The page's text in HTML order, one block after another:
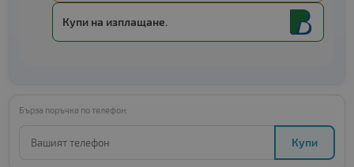
Купи на изплащане.
Бърза поръчка по телефон:
Купи